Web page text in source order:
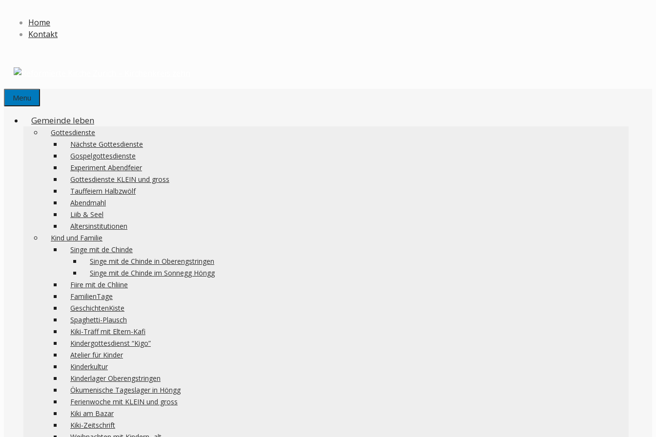
Inhalt
Home
Kontakt
Menu
Gemeinde leben
Gottesdienste
Nächste Gottesdienste
Gospelgottesdienste
Experiment Abendfeier
Gottesdienste KLEIN und gross
Tauffeiern Halbzwölf
Abendmahl
Liib & Seel
Altersinstitutionen
Kind und Familie
Singe mit de Chinde
Singe mit de Chinde in Oberengstringen
Singe mit de Chinde im Sonnegg Höngg
Fiire mit de Chliine
FamilienTage
GeschichtenKiste
Spaghetti-Plausch
Kiki-Träff mit Eltern-Kafi
Kindergottesdienst “Kigo”
Atelier für Kinder
Kinderkultur
Kinderlager Oberengstringen
Ökumenische Tageslager in Höngg
Ferienwoche mit KLEIN und gross
Kiki am Bazar
Kiki-Zeitschrift